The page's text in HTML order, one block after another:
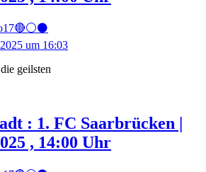
um 16:03
geilsten
: 1. FC Saarbrücken |
, 14:00 Uhr